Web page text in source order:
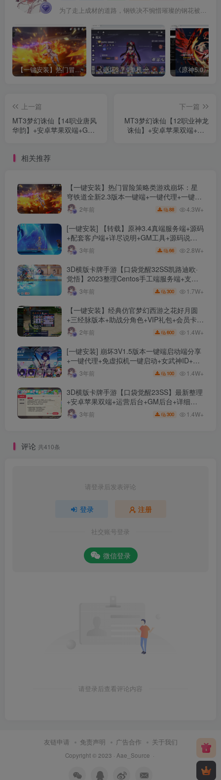
为了走上成材的道路，钢铁决不惋惜璀璨的钢花被遗弃
【一键安装】热门冒险策略类游戏崩坏：星穹铁道全新2.3版本一键端+一键代理+一键启动+免虚拟机 《崩坏3 7.9单机一键端》养成类角色扮演3D二次元游戏、单机一键端、全角色可用、无限资源、附带保姆级安装教程
上一篇
MT3梦幻诛仙【14职业唐风
华韵】+安卓苹果双端+GM
下一篇
MT3梦幻诛仙【12职业神龙
诛仙】+安卓苹果双端+GM
相关推荐
【一键安装】热门冒险策略类游戏崩坏：星
穹铁道全新2.3版本一键端+一键代理+一键启
动+免虚拟机
2年前 88 4.3W+
[一键安装] 【转载】原神3.4真端服务端+源码
+配套客户端+详尽说明+GM工具+源码说明
文件3年前 66 2.8W+
3D横版卡牌手游【口袋觉醒32SS凯路迪欧·
觉悟】2023整理Centos手工端服务端+支付
对接+安卓苹果双端+运营后台+GM授权后台
+代理后台
3年前 300 1.7W+
【一键安装】经典仿官梦幻西游之花好月圆
+三经脉版本+助战分角色+VIP礼包+会员卡
+剧情活动+视频搭建及其他修改资料
2年前 600 1.4W+
[一键安装] 崩坏3V1.5版本一键端启动端分享
+一键代理+免虚拟机一键启动+女武神ID+详
细指令+极简一键修改
3年前 100 1.4W+
3D横版卡牌手游【口袋觉醒23SS】最新整理
+安卓苹果双端+运营后台+GM后台+详细搭
建教程3年前 300 1.4W+
评论 共410条
请登录后发表评论
登录 注册
社交账号登录
微信登录
请登录后查看评论内容
友链申请 免责声明 广告合作 关于我们
Copyright © 2023 · Aae_Source ·